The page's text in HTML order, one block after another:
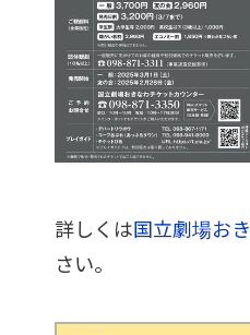
詳しくは国立劇場お
さい。